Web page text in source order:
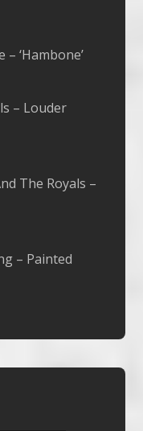
‘Hambone’
– Louder
The Royals –
– Painted